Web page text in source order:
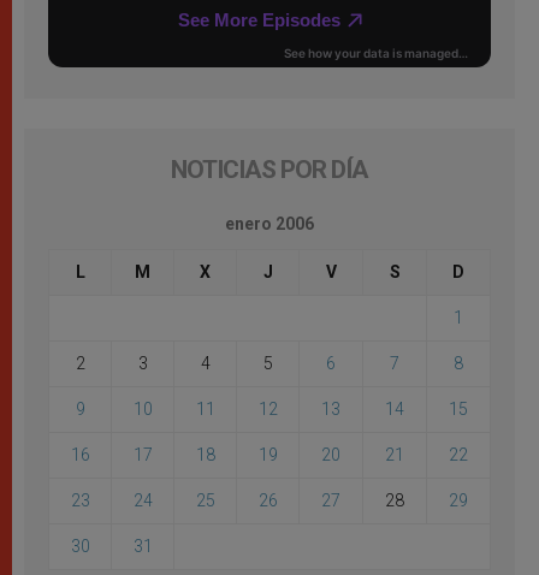
NOTICIAS POR DÍA
enero 2006
L M X J V S D
1
2 3 4 5 6 7 8
9 10 11 12 13 14 15
16 17 18 19 20 21 22
23 24 25 26 27 28 29
30 31